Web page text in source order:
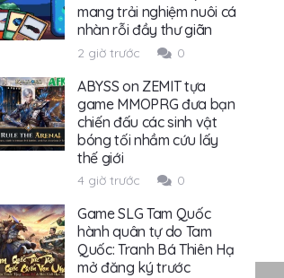
mang trải nghiệm nuôi cá
nhàn rỗi đầy thư giãn
2 giờ trước 0
ABYSS on ZEMIT tựa
game MMOPRG đưa bạn
chiến đấu các sinh vật
bóng tối nhầm cứu lấy
thế giới
4 giờ trước 0
Game SLG Tam Quốc
hành quân tự do Tam
Quốc: Tranh Bá Thiên Hạ
mở đăng ký trước